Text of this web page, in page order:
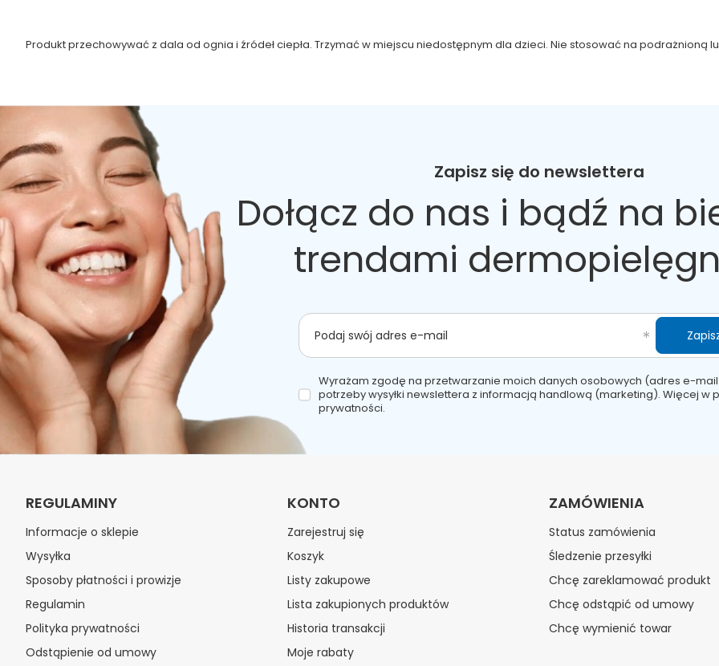
Produkt przechowywać z dala od ognia i źródeł ciepła. Trzymać w miejscu niedostępnym dla dzieci. Nie stosować na podrażnioną
Zapisz się do newslettera
Dołącz do nas i bądź na
trendami
Podaj swój adres e-mail
Wyrażam zgodę na przetwarzanie moich danych osobowych (adres e-
potrzeby wysyłki newslettera z informacją handlową (marketing). Więcej w
prywatności.
REGULAMINY
Informacje o sklepie
Wysyłka
Sposoby płatności i prowizje
Regulamin
Polityka prywatności
Odstąpienie od umowy
KONTO
Zarejestruj się
Koszyk
Listy zakupowe
Lista zakupionych produktów
Historia transakcji
Moje rabaty
ZAMÓWIENIA
Status zamówienia
Śledzenie przesyłki
Chcę zareklamować produkt
Chcę odstąpić od umowy
Chcę wymienić towar